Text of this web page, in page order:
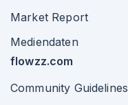
Market Report
Mediendaten
flowzz.com
Community Guidelines